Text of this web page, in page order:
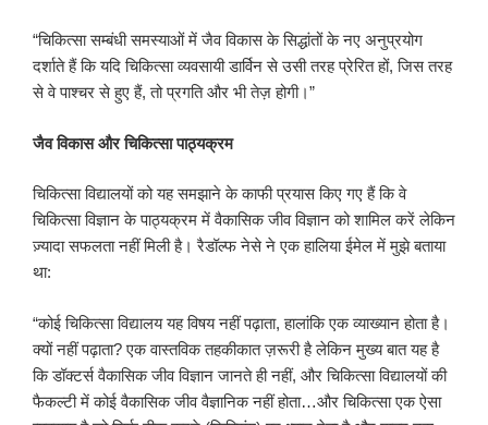
“चिकित्सा सम्बंधी समस्याओं में जैव विकास के सिद्धांतों के नए अनुप्रयोग
दर्शाते हैं कि यदि चिकित्सा व्यवसायी डार्विन से उसी तरह प्रेरित हों, जिस तरह
से वे पाश्चर से हुए हैं, तो प्रगति और भी तेज़ होगी।”
जैव विकास और चिकित्सा पाठ्यक्रम
चिकित्सा विद्यालयों को यह समझाने के काफी प्रयास किए गए हैं कि वे
चिकित्सा विज्ञान के पाठ्यक्रम में वैकासिक जीव विज्ञान को शामिल करें लेकिन
ज़्यादा सफलता नहीं मिली है। रैडॉल्फ नेसे ने एक हालिया ईमेल में मुझे बताया
था:
“कोई चिकित्सा विद्यालय यह विषय नहीं पढ़ाता, हालांकि एक व्याख्यान होता है।
क्यों नहीं पढ़ाता? एक वास्तविक तहकीकात ज़रूरी है लेकिन मुख्य बात यह है
कि डॉक्टर्स वैकासिक जीव विज्ञान जानते ही नहीं, और चिकित्सा विद्यालयों की
फैकल्टी में कोई वैकासिक जीव वैज्ञानिक नहीं होता…और चिकित्सा एक ऐसा